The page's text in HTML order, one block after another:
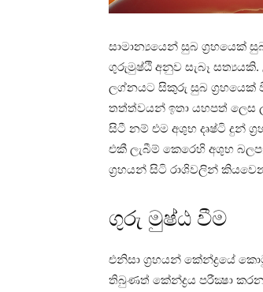
සාමාන්‍යයෙන් සුබ ග්‍රහයෙක්‌
ගුරුමුෂ්ඨි අනුව සැබෑ
ලග්නයට සිකුරු සුබ ග්‍රහයෙක්‌
තත්ත්වයන් ඉතා යහපත් ලෙස
සිටී නම් එම අශුභ දෘෂ්ටි දුන්
එකී ලැබීම් කෙරෙහි අශුභ
ග්‍රහයන් සිටි රාශිවලින්
ගුරු මුෂ්ඨ වීම
එනිසා ග්‍රහයන් කේන්ද්‍රයේ
තිබුණත් කේන්ද්‍රය පරීක්‍ෂා